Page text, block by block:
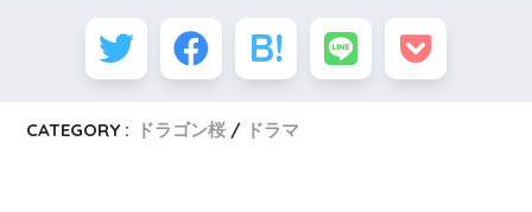
CATEGORY : ドラゴン桜 ドラマ